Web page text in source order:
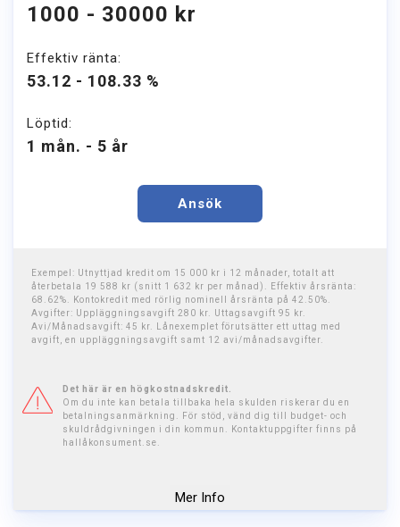
1000 - 30000 kr
Effektiv ränta:
53.12 - 108.33 %
Löptid:
1 mån. - 5 år
Ansök
Exempel: Utnyttjad kredit om 15 000 kr i 12 månader, totalt att
återbetala 19 588 kr (snitt 1 632 kr per månad). Effektiv årsränta:
68.62%. Kontokredit med rörlig nominell årsränta på 42.50%.
Avgifter: Uppläggningsavgift 280 kr. Uttagsavgift 95 kr.
Avi/Månadsavgift: 45 kr. Lånexemplet förutsätter ett uttag med
avgift, en uppläggningsavgift samt 12 avi/månadsavgifter.
Det här är en högkostnadskredit.
Om du inte kan betala tillbaka hela skulden riskerar du en
betalningsanmärkning. För stöd, vänd dig till budget- och
skuldrådgivningen i din kommun. Kontaktuppgifter finns på
hallåkonsument.se.
Mer Info